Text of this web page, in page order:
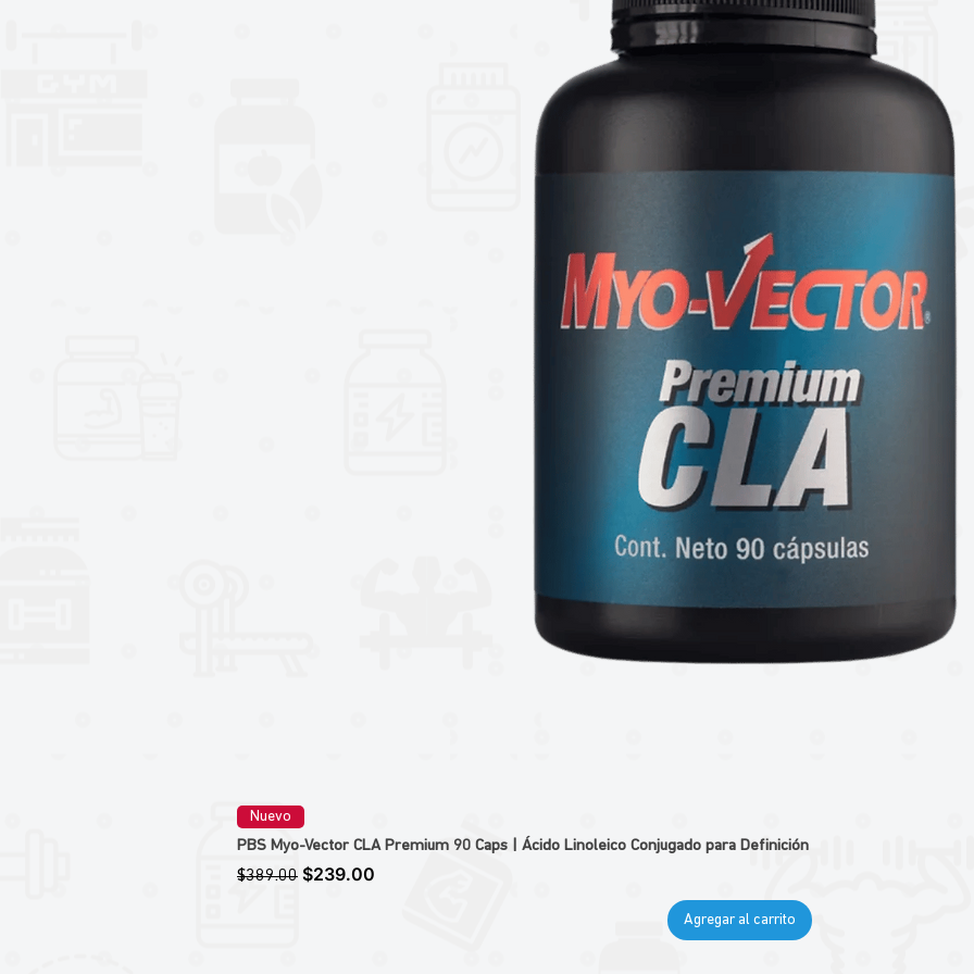
Nuevo
PBS Myo-Vector CLA Premium 90 Caps | Ácido Linoleico Conjugado para Definición
Precio
$389.00 Precio de oferta
$239.00
Agregar al carrito